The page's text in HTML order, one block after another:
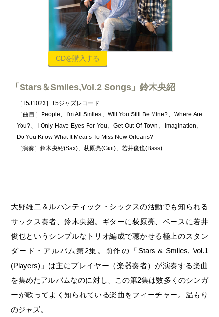
CDを購入する
「Stars＆Smiles,Vol.2 Songs」鈴木央紹
［T5J1023］T5ジャズレコード
［曲目］People、I'm All Smiles、Will You Still Be Mine?、Where Are
You?、I Only Have Eyes For You、Get Out Of Town、Imagination、
Do You Know What It Means To Miss New Orleans?
［演奏］鈴木央紹(Sax)、荻原亮(Guit)、若井俊也(Bass)
大野雄二＆ルパンティック・シックスの活動でも知られる
サックス奏者、鈴木央紹。ギターに荻原亮、ベースに若井
俊也というシンプルなトリオ編成で聴かせる極上のスタン
ダード・アルバム第2集。前作の「Stars & Smiles, Vol.1
(Players)」は主にプレイヤー（楽器奏者）が演奏する楽曲
を集めたアルバムなのに対し、この第2集は数多くのシンガ
ーが歌ってよく知られている楽曲をフィーチャー。温もり
のジャズ。